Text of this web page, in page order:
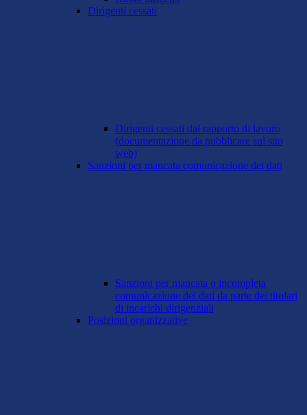
Dirigenti cessati
Dirigenti cessati dal rapporto di lavoro
(documentazione da pubblicare sul sito
web)
Sanzioni per mancata comunicazione dei dati
Sanzioni per mancata o incompleta
comunicazione dei dati da parte dei titolari
di incarichi dirigenziali
Posizioni organizzative